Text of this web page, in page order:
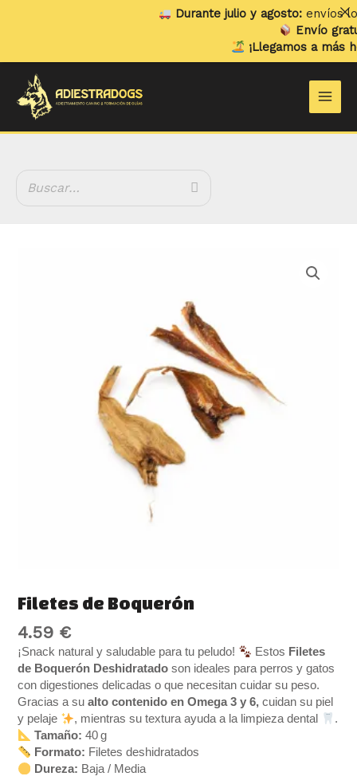
Filetes de Boquerón
4.59 €
¡Snack natural y saludable para tu peludo! Estos Filetes
de Boquerón Deshidratado son ideales para perros y gatos
con digestiones delicadas o que necesitan cuidar su peso.
Gracias a sualto contenido en Omega 3 y 6, cuidan su piel
y pelaje
, mientras su textura ayuda a la limpieza dental
.
Tamaño: 40 g
Formato: Filetes deshidratados
Dureza: Baja / Media
Durante julio y agosto:envíos
Envío
¡Llegamos a más